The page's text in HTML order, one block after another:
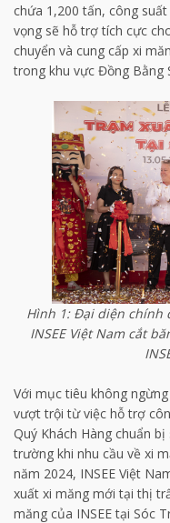
chứa 1,200 tấn, công
vọng sẽ hỗ trợ tích cực
chuyển và cung cấp xi
trong khu vực Đồng Bằng
Hình 1: Đại diện chính
INSEE Việt Nam cắt
Với mục tiêu không
vượt trội từ việc hỗ trợ
Quý Khách Hàng chuẩn
trường khi nhu cầu về xi
năm 2024, INSEE Việt
xuất xi măng mới tại thị
măng của INSEE tại Sóc